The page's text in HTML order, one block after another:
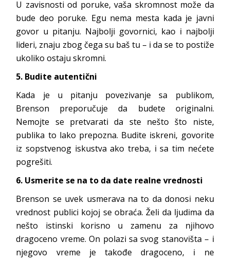
U zavisnosti od poruke, vaša skromnost može da
bude deo poruke. Egu nema mesta kada je javni
govor u pitanju. Najbolji govornici, kao i najbolji
lideri, znaju zbog čega su baš tu – i da se to postiže
ukoliko ostaju skromni.
5. Budite autentični
Kada je u pitanju povezivanje sa publikom,
Brenson preporučuje da budete originalni.
Nemojte se pretvarati da ste nešto što niste,
publika to lako prepozna. Budite iskreni, govorite
iz sopstvenog iskustva ako treba, i sa tim nećete
pogrešiti.
6. Usmerite se na to da date realne vrednosti
Brenson se uvek usmerava na to da donosi neku
vrednost publici kojoj se obraća. Želi da ljudima da
nešto istinski korisno u zamenu za njihovo
dragoceno vreme. On polazi sa svog stanovišta – i
njegovo vreme je takođe dragoceno, i ne